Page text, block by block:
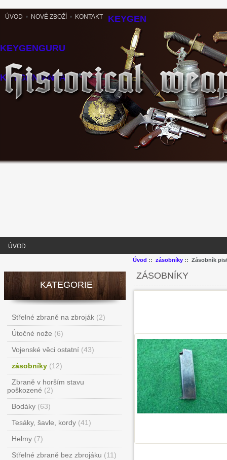
ÚVOD • NOVÉ ZBOŽÍ • KONTAKT KEYGEN
KEYGENGURU
KEYGENNINJA
ÚVOD
KATEGORIE
Střelné zbraně na zbroják(2)
Útočné nože (6)
Vojenské věci ostatní(43)
zásobníky(12)
Zbraně v horším stavu
poškozené (2)
Bodáky(63)
Tesáky, šavle, kordy(41)
Helmy(7)
Střelné zbraně bez zbrojáku (11)
Úvod :: zásobníky:: Zásobník
ZÁSOBNÍKY